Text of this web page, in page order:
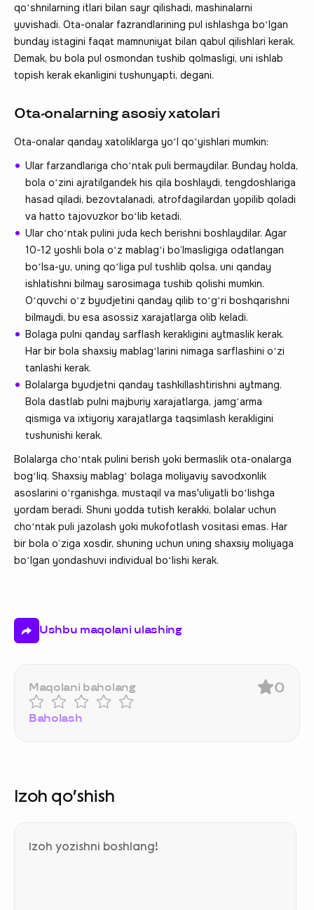
qoʻshnilarning itlari bilan sayr qilishadi, mashinalarni
yuvishadi. Ota-onalar fazrandlarining pul ishlashga boʻlgan
bunday istagini faqat mamnuniyat bilan qabul qilishlari kerak.
Demak, bu bola pul osmondan tushib qolmasligi, uni ishlab
topish kerak ekanligini tushunyapti, degani.
Ota-onalarning asosiy xatolari
Ota-onalar qanday xatoliklarga yoʻl qoʻyishlari mumkin:
Ular farzandlariga choʻntak puli bermaydilar. Bunday holda,
bola oʻzini ajratilgandek his qila boshlaydi, tengdoshlariga
hasad qiladi, bezovtalanadi, atrofdagilardan yopilib qoladi
va hatto tajovuzkor boʻlib ketadi.
Ular choʻntak pulini juda kech berishni boshlaydilar. Agar
10-12 yoshli bola oʻz mablagʻi bo‘lmasligiga odatlangan
boʻlsa-yu, uning qoʻliga pul tushlib qolsa, uni qanday
ishlatishni bilmay sarosimaga tushib qolishi mumkin.
Oʻquvchi oʻz byudjetini qanday qilib toʻgʻri boshqarishni
bilmaydi, bu esa asossiz xarajatlarga olib keladi.
Bolaga pulni qanday sarflash kerakligini aytmaslik kerak.
Har bir bola shaxsiy mablagʻlarini nimaga sarflashini oʻzi
tanlashi kerak.
Bolalarga byudjetni qanday tashkillashtirishni aytmang.
Bola dastlab pulni majburiy xarajatlarga, jamgʻarma
qismiga va ixtiyoriy xarajatlarga taqsimlash kerakligini
tushunishi kerak.
Bolalarga choʻntak pulini berish yoki bermaslik ota-onalarga
bogʻliq. Shaxsiy mablagʻ bolaga moliyaviy savodxonlik
asoslarini oʻrganishga, mustaqil va mas'uliyatli boʻlishga
yordam beradi. Shuni yodda tutish kerakki, bolalar uchun
choʻntak puli jazolash yoki mukofotlash vositasi emas. Har
bir bola o‘ziga xosdir, shuning uchun uning shaxsiy moliyaga
boʻlgan yondashuvi individual boʻlishi kerak.
Ushbu maqolani ulashing
Maqolani baholang
Baholash
0
Izoh qo‘shish